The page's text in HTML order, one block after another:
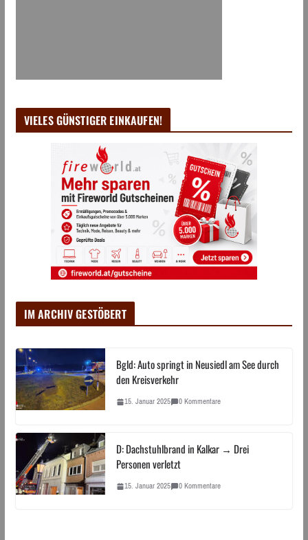
VIELES GÜNSTIGER EINKAUFEN!
IM ARCHIV GESTÖBERT
Bgld: Auto springt in Neusiedl am See durch
den Kreisverkehr
15. Januar 2025 0 Kommentare
D: Dachstuhlbrand in Kalkar → Drei
Personen verletzt
15. Januar 2025 0 Kommentare